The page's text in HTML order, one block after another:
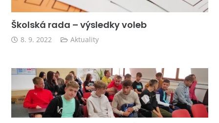
Školská rada – výsledky voleb
8. 9. 2022 Aktuality